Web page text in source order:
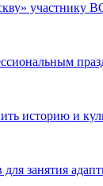
участнику
историю и
занятия